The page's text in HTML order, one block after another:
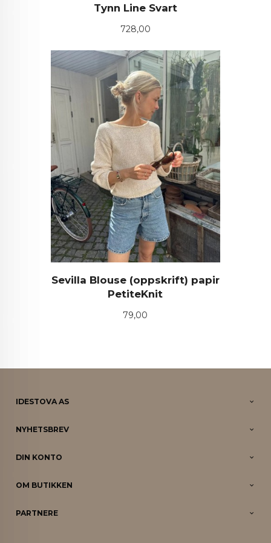
Tynn Line Svart
Pris
728,00
Sevilla Blouse (oppskrift) papir
PetiteKnit
Pris
79,00
IDESTOVA AS
NYHETSBREV
DIN KONTO
OM BUTIKKEN
PARTNERE